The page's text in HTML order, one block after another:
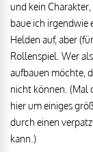
und kein
baue ich irgendwie
Helden auf, aber
Rollenspiel. Wer
aufbauen möchte,
nicht können. (Mal
hier um einiges
durch einen
kann.)